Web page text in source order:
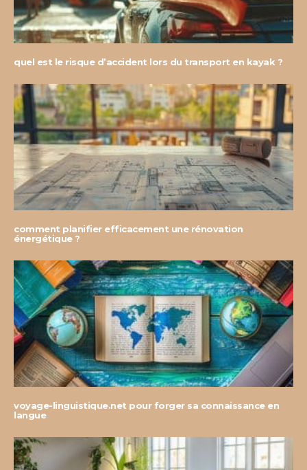
quel est le risque d’accident lors du transport en kayak ?
comment planifier efficacement une rénovation
énergétique ?
voyage-linguistique.net pour forger sa connaissance en
langue